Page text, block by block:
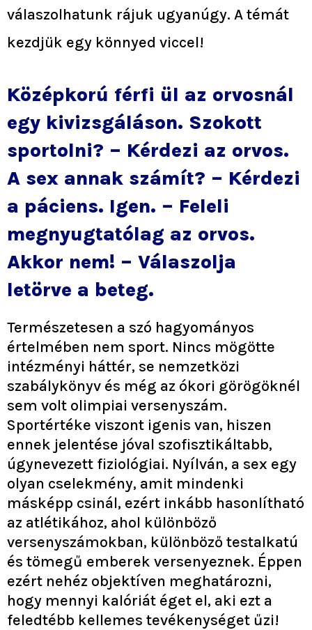
válaszolhatunk rájuk ugyanúgy. A témát
kezdjük egy könnyed viccel!
Középkorú férfi ül az orvosnál
egy kivizsgáláson. Szokott
sportolni? – Kérdezi az orvos.
A sex annak számít? – Kérdezi
a páciens. Igen. – Feleli
megnyugtatólag az orvos.
Akkor nem! – Válaszolja
letörve a beteg.
Természetesen a szó hagyományos
értelmében nem sport. Nincs mögötte
intézményi háttér, se nemzetközi
szabálykönyv és még az ókori görögöknél
sem volt olimpiai versenyszám.
Sportértéke viszont igenis van, hiszen
ennek jelentése jóval szofisztikáltabb,
úgynevezett fiziológiai. Nyílván, a sex egy
olyan cselekmény, amit mindenki
másképp csinál, ezért inkább hasonlítható
az atlétikához, ahol különböző
versenyszámokban, különböző testalkatú
és tömegű emberek versenyeznek. Éppen
ezért nehéz objektíven meghatározni,
hogy mennyi kalóriát éget el, aki ezt a
feledtébb kellemes tevékenységet űzi!